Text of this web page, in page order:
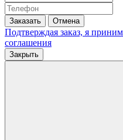
Заказать Отмена
Подтверждая заказ, я
соглашения
Закрыть